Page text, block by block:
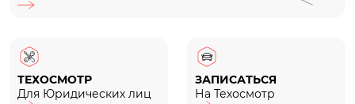
ТЕХОСМОТР
Для Юридических лиц
ЗАПИСАТЬСЯ
На Техосмотр